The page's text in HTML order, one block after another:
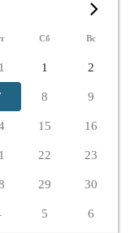
Сб Вс
1 2
8 9
15 16
22 23
29 30
5 6